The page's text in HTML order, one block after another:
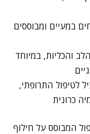
במעיים ומבוססים
והכליות, במיוחד
לטיפול התרופתי,
כרונית
המבוסס על חילוף